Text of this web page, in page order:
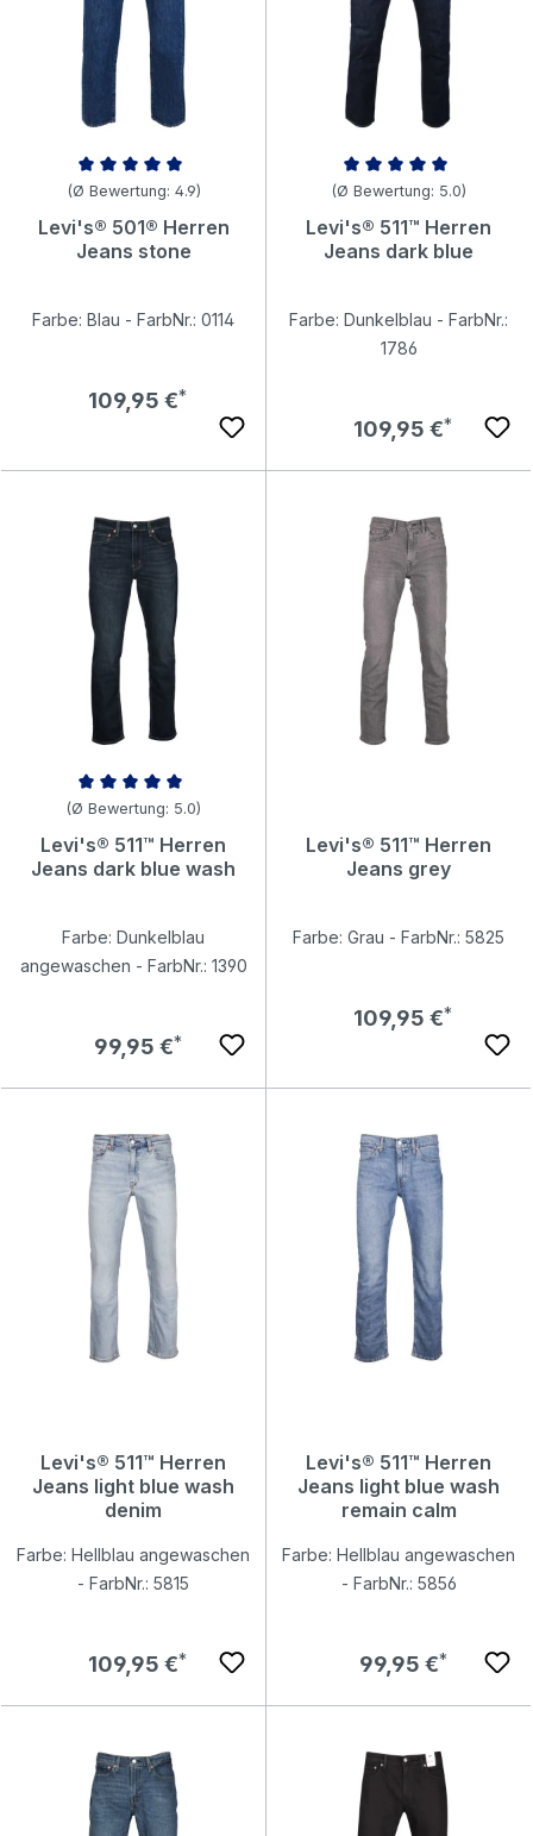
Durchschnittliche Bewertung von 4.9 von 5 Sternen
(Ø Bewertung: 4.9)
Levi's® 501® Herren
Jeans stone
Farbe: Blau - FarbNr.: 0114
Regulärer Preis:
109,95 €
Durchschnittliche Bewertung
(Ø Bewertung: 5.0)
Levi's® 511™ Herren
Jeans dark blue
Farbe: Dunkelblau - FarbNr.:
1786
Regulärer Preis:
109,95 €
Durchschnittliche Bewertung von 5 von 5 Sternen
(Ø Bewertung: 5.0)
Levi's® 511™ Herren
Jeans dark blue wash
Farbe: Dunkelblau
angewaschen - FarbNr.: 1390
Regulärer Preis:
99,95 €
Levi's® 511™ Herren
Jeans grey
Farbe: Grau - FarbNr.: 5825
Regulärer Preis:
109,95 €
Levi's® 511™ Herren
Jeans light blue wash
denim
Farbe: Hellblau angewaschen
- FarbNr.: 5815
Regulärer Preis:
109,95 €
Levi's® 511™ Herren
Jeans light blue wash
remain calm
Farbe: Hellblau angewaschen
- FarbNr.: 5856
Regulärer Preis:
99,95 €